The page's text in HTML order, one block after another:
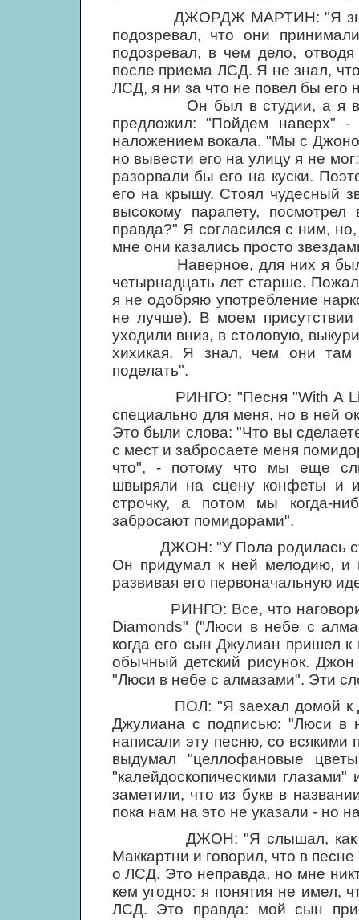
ДЖОРДЖ МАРТИН: "Я знал,
подозревал, что они
подозревал, в чем дело,
после приема ЛСД. Я не знал,
ЛСД, я ни за что не повел бы его
Он был в студии, а я в
предложил: "Пойдем наверх"
наложением вокала. "Мы с
но вывести его на улицу я не
разорвали бы его на куски.
его на крышу. Стоял чудесный
высокому парапету,
правда?" Я согласился с ним,
мне они казались просто
Наверное, для них я был
четырнадцать лет старше.
я не одобряю употребление
не лучше). В моем
уходили вниз, в столовую,
хихикая. Я знал, чем они
поделать".
РИНГО: "Песня "With A Little
специально для меня, но в ней
Это были слова: "Что вы
с мест и забросаете меня
что", - потому что мы еще
швыряли на сцену конфеты и
строчку, а потом мы когда-
забросают помидорами".
ДЖОН: "У Пола родилась
Он придумал к ней мелодию, и
развивая его первоначальную
РИНГО: Все, что наговорили
Diamonds" ("Люси в небе с
когда его сын Джулиан пришел
обычный детский рисунок.
"Люси в небе с алмазами". Эти
ПОЛ: "Я заехал домой к
Джулиана с подписью: "Люси
написали эту песню, со всякими
выдумал "целлофановые
"калейдоскопическими
заметили, что из букв в
пока нам на это не указали - но
ДЖОН: "Я слышал, как Мел
Маккартни и говорил, что в
о ЛСД. Это неправда, но мне
кем угодно: я понятия не имел,
ЛСД. Это правда: мой сын